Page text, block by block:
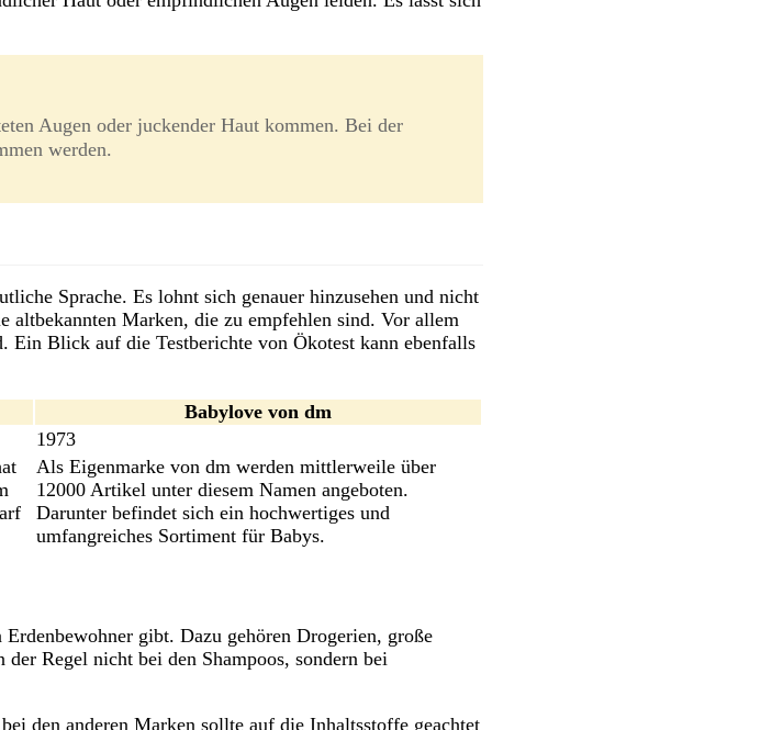
Augen oder juckender Haut kommen. Bei der
werden.
Sprache. Es lohnt sich genauer hinzusehen und nicht
altbekannten Marken, die zu empfehlen sind. Vor allem
Ein Blick auf die Testberichte von Ökotest kann ebenfalls
Babylove von dm
1973
Als Eigenmarke von dm werden mittlerweile über
12000 Artikel unter diesem Namen angeboten.
Darunter befindet sich ein hochwertiges und
umfangreiches Sortiment für Babys.
gibt. Dazu gehören Drogerien, große
Regel nicht bei den Shampoos, sondern bei
den anderen Marken sollte auf die Inhaltsstoffe geachtet